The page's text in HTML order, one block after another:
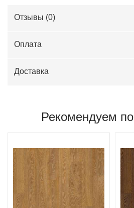
Отзывы (0)
Оплата
Доставка
Рекомендуем